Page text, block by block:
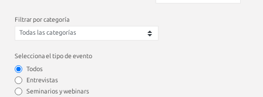
Filtrar por categoría
Selecciona el tipo de evento
Todos
Entrevistas
Seminarios y webinars